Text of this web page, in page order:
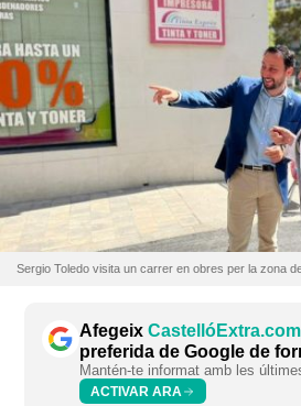
Sergio Toledo visita un carrer en obres per la zona
Afegeix CastellóExtra.com
preferida de Google de
Mantén-te informat amb les
ACTIVAR ARA